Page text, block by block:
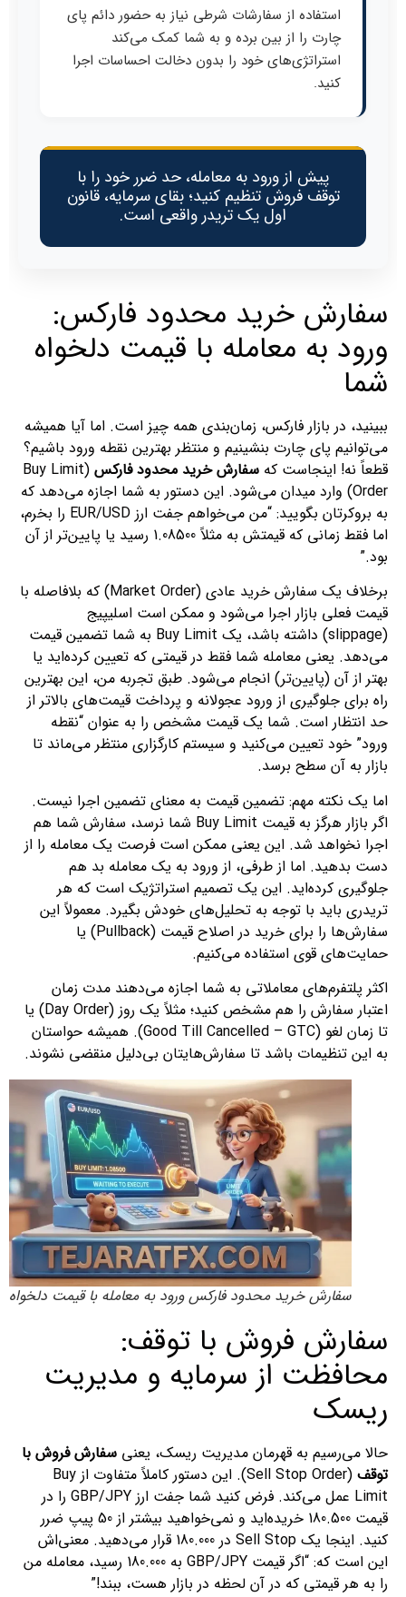
استفاده از سفارشات شرطی نیاز به حضور دائم پای
چارت را از بین برده و به شما کمک می‌کند
استراتژی‌های خود را بدون دخالت احساسات اجرا
کنید.
پیش از ورود به معامله، حد ضرر خود را با
توقف فروش تنظیم کنید؛ بقای سرمایه، قانون
اول یک تریدر واقعی است.
سفارش خرید محدود فارکس:
ورود به معامله با قیمت دلخواه
شما
ببینید، در بازار فارکس، زمان‌بندی همه چیز است. اما آیا همیشه
می‌توانیم پای چارت بنشینیم و منتظر بهترین نقطه ورود باشیم؟
قطعاً نه! اینجاست که سفارش خرید محدود فارکس (Buy Limit
Order) وارد میدان می‌شود. این دستور به شما اجازه می‌دهد که
به بروکرتان بگویید: “من می‌خواهم جفت ارز EUR/USD را بخرم،
اما فقط زمانی که قیمتش به مثلاً 1.08500 رسید یا پایین‌تر از آن
بود.”
برخلاف یک سفارش خرید عادی (Market Order) که بلافاصله با
قیمت فعلی بازار اجرا می‌شود و ممکن است اسلیپیج
(slippage) داشته باشد، یک Buy Limit به شما تضمین قیمت
می‌دهد. یعنی معامله شما فقط در قیمتی که تعیین کرده‌اید یا
بهتر از آن (پایین‌تر) انجام می‌شود. طبق تجربه من، این بهترین
راه برای جلوگیری از ورود عجولانه و پرداخت قیمت‌های بالاتر از
حد انتظار است. شما یک قیمت مشخص را به عنوان “نقطه
ورود” خود تعیین می‌کنید و سیستم کارگزاری منتظر می‌ماند تا
بازار به آن سطح برسد.
اما یک نکته مهم: تضمین قیمت به معنای تضمین اجرا نیست.
اگر بازار هرگز به قیمت Buy Limit شما نرسد، سفارش شما هم
اجرا نخواهد شد. این یعنی ممکن است فرصت یک معامله را از
دست بدهید. اما از طرفی، از ورود به یک معامله بد هم
جلوگیری کرده‌اید. این یک تصمیم استراتژیک است که هر
تریدری باید با توجه به تحلیل‌های خودش بگیرد. معمولاً این
سفارش‌ها را برای خرید در اصلاح قیمت (Pullback) یا
حمایت‌های قوی استفاده می‌کنیم.
اکثر پلتفرم‌های معاملاتی به شما اجازه می‌دهند مدت زمان
اعتبار سفارش را هم مشخص کنید؛ مثلاً یک روز (Day Order) یا
تا زمان لغو (Good Till Cancelled – GTC). همیشه حواستان
به این تنظیمات باشد تا سفارش‌هایتان بی‌دلیل منقضی نشوند.
سفارش خرید محدود فارکس ورود به معامله با قیمت دلخواه
سفارش فروش با توقف:
محافظت از سرمایه و مدیریت
ریسک
حالا می‌رسیم به قهرمان مدیریت ریسک، یعنی سفارش فروش با
توقف
(Sell Stop Order). این دستور کاملاً متفاوت از Buy
Limit عمل می‌کند. فرض کنید شما جفت ارز GBP/JPY را در
قیمت 180.500 خریده‌اید و نمی‌خواهید بیشتر از 50 پیپ ضرر
کنید. اینجا یک Sell Stop در 180.000 قرار می‌دهید. معنی‌اش
این است که: “اگر قیمت GBP/JPY به 180.000 رسید، معامله من
را به هر قیمتی که در آن لحظه در بازار هست، ببند!”